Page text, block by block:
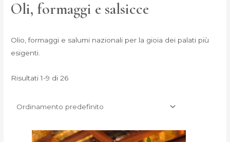
Oli, formaggi e salsicce
Olio, formaggi e salumi nazionali per la gioia dei palati più
esigenti.
Risultati 1-9 di 26